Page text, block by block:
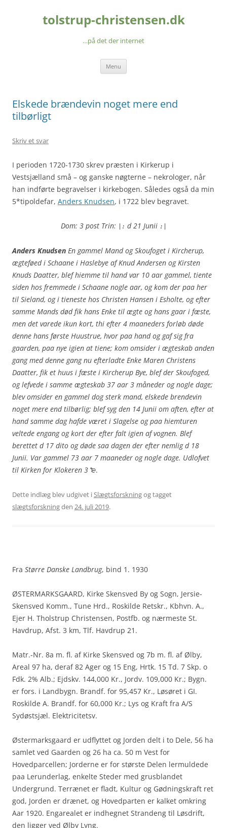
tolstrup-christensen.dk
…på det der internet
Menu
Elskede brændevin noget mere end
tilbørligt
Skriv et svar
I perioden 1720-1730 skrev præsten i Kirkerup i
Vestsjælland små – og ganske nøgterne – nekrologer, når
han indførte begravelser i kirkebogen. Således også da min
5*tipoldefar, Anders Knudsen, i 1722 blev begravet.
Dom: 3 post Trin: |: d 21 Junii :|
Anders Knudsen En gammel Mand og Skoufoget i Kircherup,
ægteføed i Schaane i Haslebye af Knud Andersen og Kirsten
Knuds Daatter, blef hiemme til hand var 10 aar gammel, tiente
siden hos fremmede i Schaane nogle aar, og kom der paa her
til Sieland, og i tieneste hos Christen Hansen i Esholte, og efter
samme Mands død fik hans Enke til ægte og hans gaar i fæste,
men det varede ikun kort, thi efter 4 maaneders forløb døde
denne hans første Huustrue, hvor paa hand og gaf sig fra
gaarden, paa nye igien at tiene; kom omsider i ægteskab anden
gang med denne gang nu efterladte Enke Maren Christens
Daatter, fik et huus i fæste i Kircherup Bye, blef der Skoufoged,
og lefvede i samme ægteskab 37 aar 3 måneder og nogle dage;
blev omsider en gammel dog sterk mand, elskede brendevin
noget mere end tilbørlig; blef syg den 14 Junii om aften, efter at
hand samme dag hafde været i Slagelse og paa hiemturen
veltede engang og kort der efter falt igien af vognen. Blef
berettet d 17 dito og døde saa dagen der efter nemlig d 18
Junii. Var gammel 73 aar 7 maaneder og nogle dage. Udlofvet
til Kirken for Klokeren 3 ₻.
Dette indlæg blev udgivet iSlægtsforskningog tagget
slægtsforskningden 24. juli 2019.
Fra Større Danske Landbrug, bind 1. 1930
ØSTERMARKSGAARD, Kirke Skensved By og Sogn, Jersie-
Skensved Komm., Tune Hrd., Roskilde Retskr., Kbhvn. A.,
Ejer H. Tholstrup Christensen, Postfb. og nærmeste St.
Havdrup, Afst. 3 km, Tlf. Havdrup 21.
Matr.-Nr. 8a m. fl. af Kirke Skensved og 7b m. fl. af Ølby,
Areal 97 ha, deraf 82 Ager og 15 Eng, Hrtk. 15 Td. 7 Skp. o
Fdk. 2% Alb.; Ejdskv. 144,000 Kr., Jordv. 109,000 Kr.; Bygn.
er fors. i Landbygn. Brandf. for 95,457 Kr., Løsøret i GI.
Roskilde A. Brandf. for 60,000 Kr.; Lys og Kraft fra A/S
Sydøstsjæl. Elektricitetsv.
Østermarksgaard er udflyttet og Jorden delt i to Dele, 56 ha
samlet ved Gaarden og 26 ha ca. 50 m Vest for
Hovedparcellen; Jorderne er for største Delen lermuldede
paa Lerunderlag, enkelte Steder med grusblandet
Undergrund. Terrænet er fladt, Kultur og Gødningskraft ret
god, Jorden er drænet, og Hovedparten er kalket om­kring
Aar 1920. Engarealet er indhegnet Strandeng til Løsdrift,
den ligger ved Ølby Lyng.